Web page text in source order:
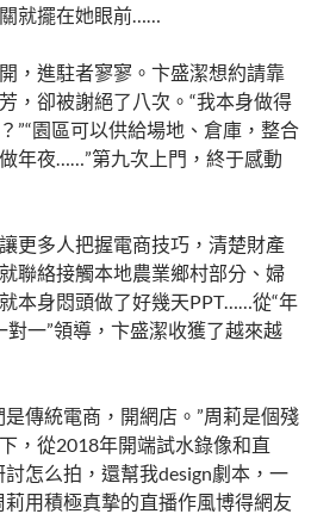
就擺在她眼前……
，進駐者寥寥。卞盛潔想約請靠
，卻被謝絕了八次。“我本身做得
”“園區可以供給場地、倉庫，整合
年夜……”第九次上門，終于感動
更多人把握電商技巧，清楚財產
聯絡接觸本地農業鄉村部分、婦
本身悶頭做了好幾天PPT……從“年
對一”領導，卞盛潔收獲了越來越
傳統電商，開網店。”周莉是個殘
，從2018年開端試水錄像和直
怎么拍，還幫我design劇本，一
用積極真摯的直播作風博得網友